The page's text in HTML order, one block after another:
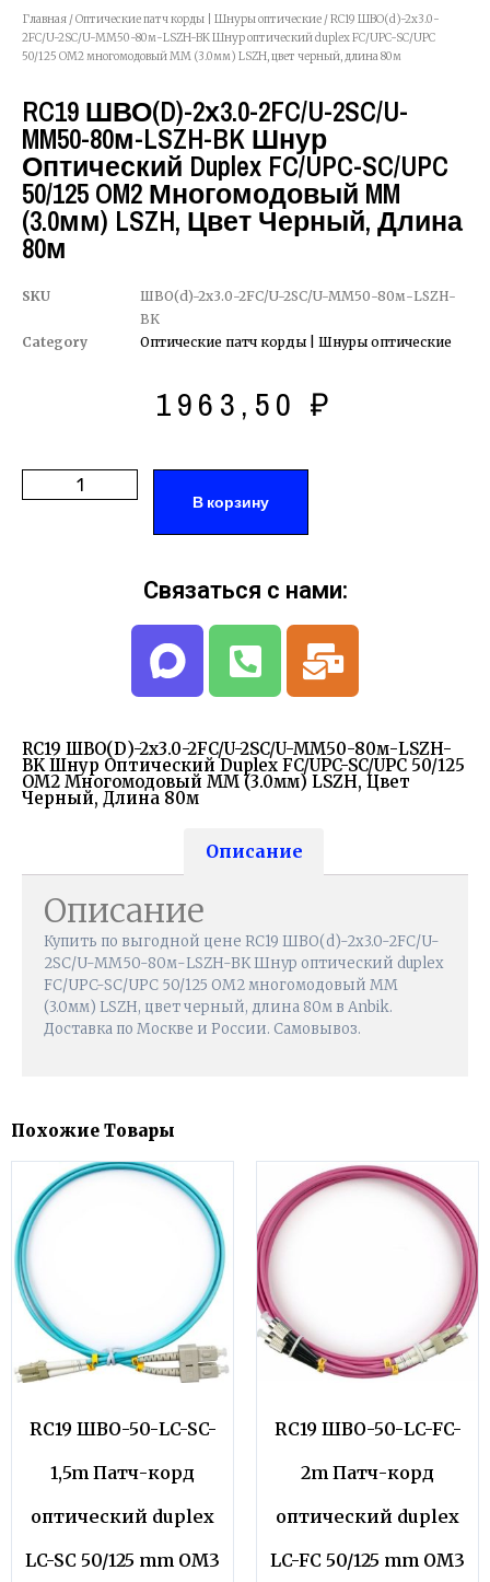
Главная /Оптические патч корды | Шнуры оптические / RC19 ШВО(d)-2х3.0-
2FC/U-2SC/U-MM50-80м-LSZH-BK Шнур оптический duplex FC/UPC-SC/UPC
50/125 OM2 многомодовый MM (3.0мм) LSZH, цвет черный, длина 80м
RC19 ШВО(d)-2х3.0-2FC/U-2SC/U-
MM50-80м-LSZH-BK Шнур
Оптический Duplex FC/UPC-SC/UPC
50/125 OM2 Многомодовый MM
(3.0мм) LSZH, Цвет Черный, Длина
80м
SKU
ШВО(d)-2х3.0-2FC/U-2SC/U-MM50-80м-LSZH-
BK
Category
Оптические патч корды | Шнуры оптические
1963,50 ₽
В корзину
RC19 ШВО(d)-2х3.0-2FC/U-2SC/U-MM50-80м-LSZH-
BK Шнур Оптический Duplex FC/UPC-SC/UPC 50/125
OM2 Многомодовый MM (3.0мм) LSZH, Цвет
Черный, Длина 80м
Описание
Описание
Купить по выгодной цене RC19 ШВО(d)-2х3.0-2FC/U-
2SC/U-MM50-80м-LSZH-BK Шнур оптический duplex
FC/UPC-SC/UPC 50/125 OM2 многомодовый MM
(3.0мм) LSZH, цвет черный, длина 80м в Anbik.
Доставка по Москве и России. Самовывоз.
Связаться с нами:
Похожие Товары
RC19 ШВО-50-LC-SC-
1,5m Патч-корд
оптический duplex
LC-SC 50/125 mm OM3
RC19 ШВО-50-LC-FC-
2m Патч-корд
оптический duplex
LC-FC 50/125 mm OM3